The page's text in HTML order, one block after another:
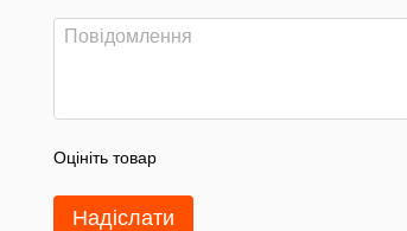
Оцініть товар
Надіслати